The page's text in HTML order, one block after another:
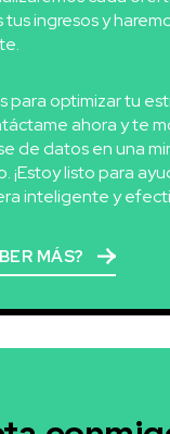
tus ingresos y
para optimizar tu
ahora y te
de datos en una
¡Estoy listo para
inteligente y
MÁS?